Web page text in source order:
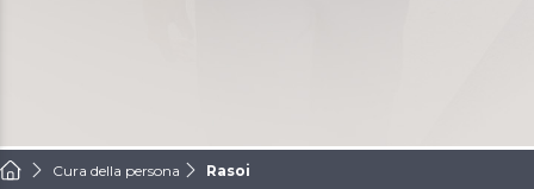
Cura della persona Rasoi